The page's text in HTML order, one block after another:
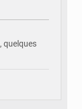
quelques